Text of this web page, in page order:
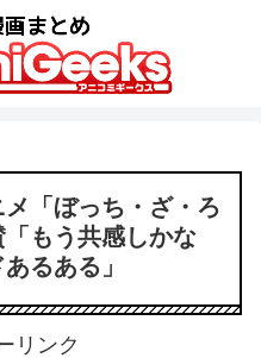
「ぼっち・ざ・ろ
もう共感しかな
るある」
リンク